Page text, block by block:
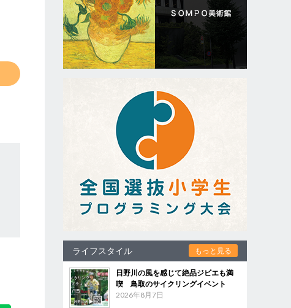
ライフスタイル もっと見る
日野川の風を感じて絶品ジビエも満
喫 鳥取のサイクリングイベント
2026年8月7日